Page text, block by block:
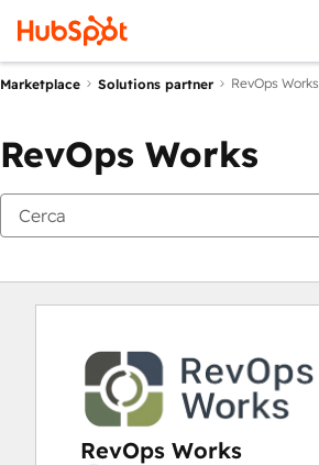
Marketplace Solutions partner RevOps Works
RevOps Works
RevOps Works